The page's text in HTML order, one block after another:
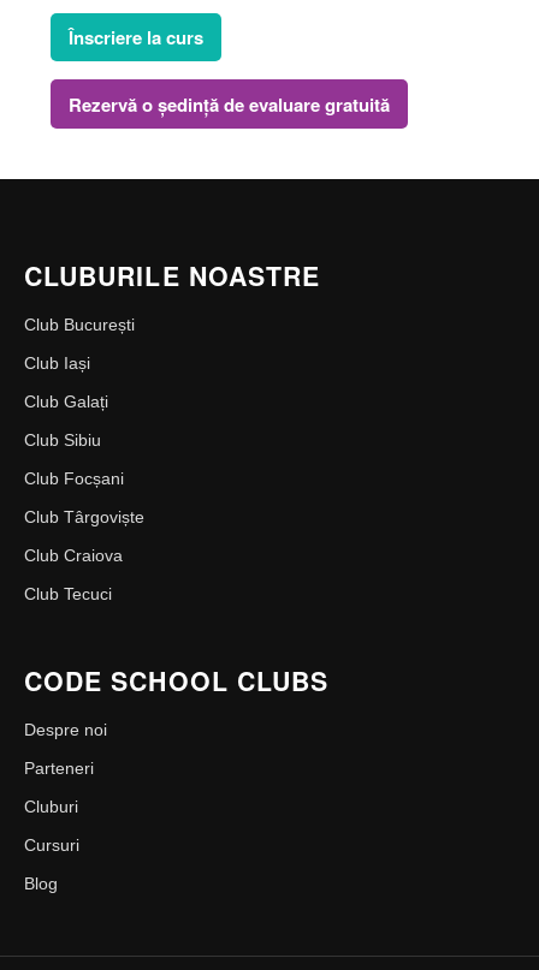
Înscriere la curs
Rezervă o ședință de evaluare gratuită
CLUBURILE NOASTRE
Club București
Club Iași
Club Galați
Club Sibiu
Club Focșani
Club Târgoviște
Club Craiova
Club Tecuci
CODE SCHOOL CLUBS
Despre noi
Parteneri
Cluburi
Cursuri
Blog